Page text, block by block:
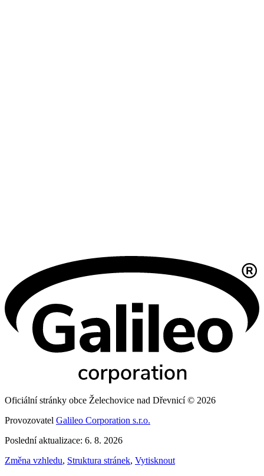
Oficiální stránky obce Želechovice nad Dřevnicí © 2026
Provozovatel Galileo Corporation s.r.o.
Poslední aktualizace: 6. 8. 2026
Změna vzhledu, Struktura stránek, Vytisknout